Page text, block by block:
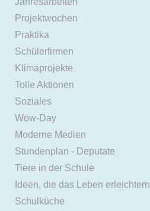
Projektwochen
Praktika
Schülerfirmen
Klimaprojekte
Tolle Aktionen
Soziales
Wow-Day
Moderne Medien
Stundenplan - Deputate
Tiere in der Schule
Ideen, die das Leben erleichtern
Schulküche